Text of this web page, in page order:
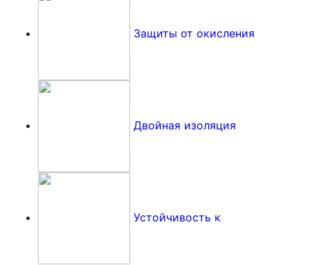
Защиты от окисления
Двойная изоляция
Устойчивость к